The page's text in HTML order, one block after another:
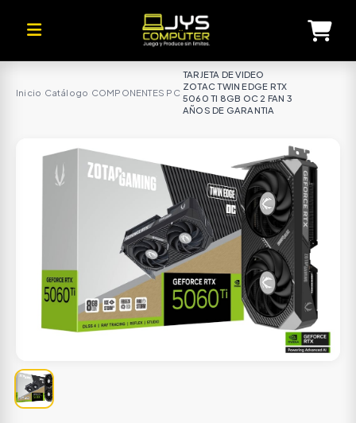
Inicio Catálogo COMPONENTES PC·
TARJETA DE VIDEO
ZOTAC TWIN EDGE RTX
5060 TI 8GB OC 2 FAN 3
AÑOS DE GARANTIA